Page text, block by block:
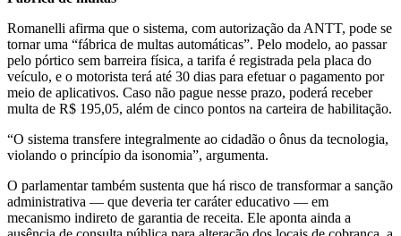
Romanelli afirma que o sistema, com autorização da ANTT, pode se
tornar uma “fábrica de multas automáticas”. Pelo modelo, ao passar
pelo pórtico sem barreira física, a tarifa é registrada pela placa do
veículo, e o motorista terá até 30 dias para efetuar o pagamento por
meio de aplicativos. Caso não pague nesse prazo, poderá receber
multa de R$ 195,05, além de cinco pontos na carteira de habilitação.
“O sistema transfere integralmente ao cidadão o ônus da tecnologia,
violando o princípio da isonomia”, argumenta.
O parlamentar também sustenta que há risco de transformar a sanção
administrativa — que deveria ter caráter educativo — em
mecanismo indireto de garantia de receita. Ele aponta ainda a